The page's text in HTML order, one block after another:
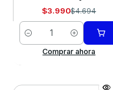
$3.990$4.694
Cantidad
Comprar ahora